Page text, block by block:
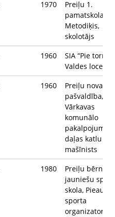
1970
Preiļu 1.
pamatskola,
Metodiķis,
skolotājs
1960
SIA “Pie torņa”,
Valdes locekle
1960
Preiļu novada
pašvaldība,
Vārkavas
komunālo
pakalpojumu
daļas katlu
mašīnists
1980
Preiļu bērnu
jauniešu
skola,
sporta
organizators